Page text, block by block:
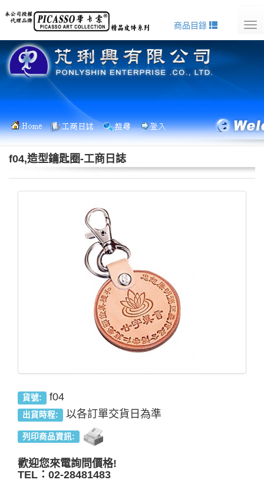
商品目錄
f04,造型鑰匙圈-工商日誌
貨號: f04
出貨時程: 以各訂單交貨日為準
列印商品資訊:
歡迎您來電詢問價格!
TEL：02-28481483